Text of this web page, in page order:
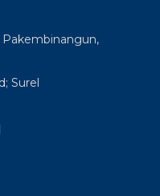
Pakembinangun,
Surel